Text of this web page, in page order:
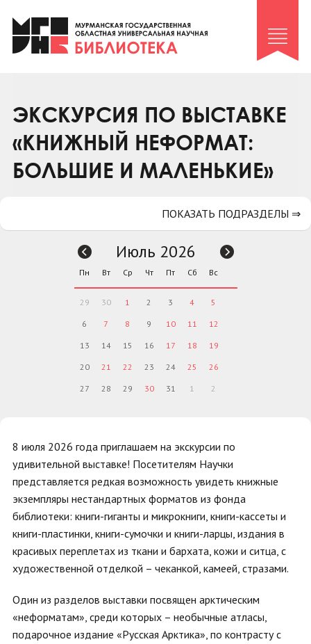
Клуб «Гиря и сельдерей»
Клуб «Семейный архив»
Коллегам
Контакты
ЭКСКУРСИЯ ПО ВЫСТАВКЕ
«КНИЖНЫЙ НЕФОРМАТ:
БОЛЬШИЕ И МАЛЕНЬКИЕ»
8 июля 2026 года приглашаем на экскурсии по
удивительной выставке! Посетителям Научки
представляется редкая возможность увидеть книжные
экземпляры нестандартных форматов из фонда
библиотеки: книги-гиганты и микрокниги, книги-кассеты и
книги-пластинки, книги-сумочки и книги-ларцы, издания в
красивых переплетах из ткани и бархата, кожи и ситца, с
художественной отделкой – чеканкой, камеей, стразами.
Один из разделов выставки посвящен арктическим
«неформатам», среди которых – необычные атласы,
подарочное издание «Русская Арктика», по контрасту с
ПОКАЗАТЬ ПОДРАЗДЕЛЫ ⇒
Июль 2026
Пн Вт Ср Чт Пт Сб Вс
29 30 1 2 3 4 5
6 7 8 9 10 11 12
13 14 15 16 17 18 19
20 21 22 23 24 25 26
27 28 29 30 31 1 2